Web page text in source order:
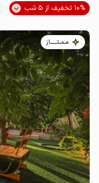
10% تخفیف از 5 شب
مـمـتــــــاز